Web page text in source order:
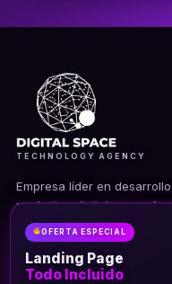
TECHNOLOGY AGENCY
Empresa líder en
marketing digital con
Transformamos negocios
escalabilidad.
OFERTA ESPECIAL
Landing Page
Todo Incluido